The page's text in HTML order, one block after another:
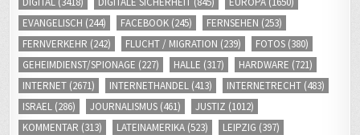
EVANGELISCH (244) FACEBOOK (245) FERNSEHEN (253)
FERNVERKEHR (242) FLUCHT / MIGRATION (239) FOTOS (380)
GEHEIMDIENST/SPIONAGE (227) HALLE (317) HARDWARE (721)
INTERNET (2671) INTERNETHANDEL (413) INTERNETRECHT (483)
ISRAEL (286) JOURNALISMUS (461) JUSTIZ (1012)
KOMMENTAR (313) LATEINAMERIKA (523) LEIPZIG (397)